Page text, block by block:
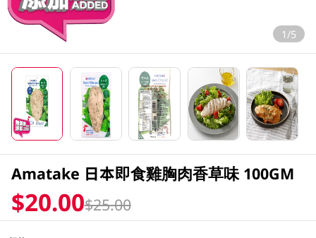
1/5
Amatake 日本即食雞胸肉香草味 100GM
$20.00$25.00